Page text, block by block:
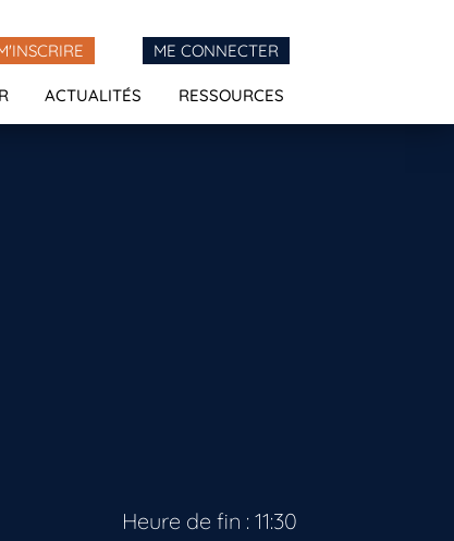
ME CONNECTER
ACTUALITÉS RESSOURCES
Heure de fin : 11:30